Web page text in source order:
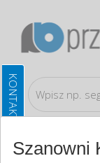
Szanowni